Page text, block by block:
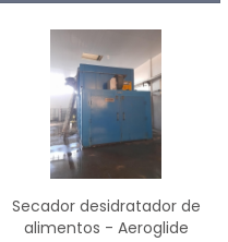
Secador desidratador de
alimentos - Aeroglide